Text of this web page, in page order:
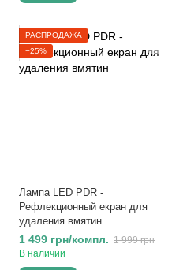
РАСПРОДАЖА
−25%
Лампа LED PDR -
Рефлекционный екран для
удаления вмятин
1 499 грн/компл. 1 999 грн
В наличии